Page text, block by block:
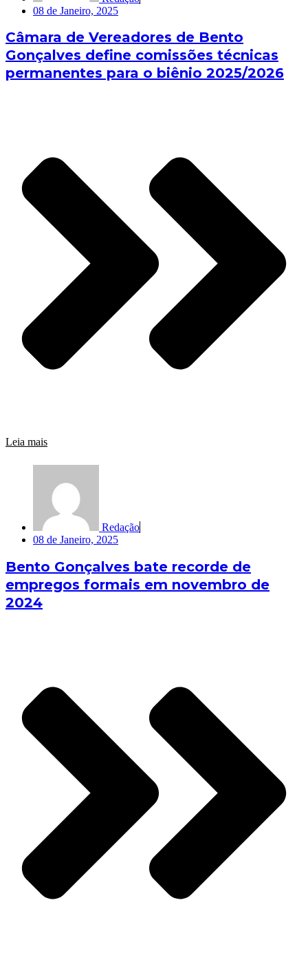
08 de Janeiro, 2025
Câmara de Vereadores de Bento
Gonçalves define comissões técnicas
permanentes para o biênio 2025/2026
Leia mais
Redação
08 de Janeiro, 2025
Bento Gonçalves bate recorde de
empregos formais em novembro de
2024